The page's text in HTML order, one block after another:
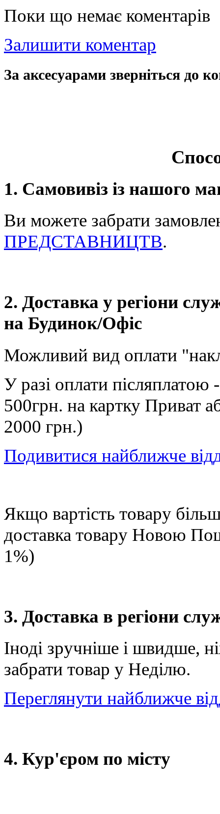
Поки що немає коментарів
Залишити коментар
За аксесуарами зверніться до
1. Самовивіз із нашого
Ви можете забрати
ПРЕДСТАВНИЦТВ.
2. Доставка у регіони
на Будинок/Офіс
Можливий вид оплати
У разі оплати післяплатою
500грн. на картку Приват
2000 грн.)
Подивитися найближче
Якщо вартість товару
доставка товару Новою
1%)
3. Доставка в регіони
Іноді зручніше і швидше,
забрати товар у Неділю.
Переглянути найближче
4. Кур'єром по місту